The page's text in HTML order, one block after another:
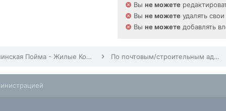
Вы не можете
Вы не можетеудалять
Вы не можетедобавлять
Павшинская Пойма - Жилые Комплексы, Строительство, Заселение, Дома по адресам По почтовым/строительным адресам Павшинской Поймы